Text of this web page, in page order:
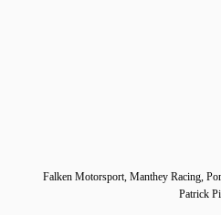
Falken Motorsport, Manthey Racing,
Patrick